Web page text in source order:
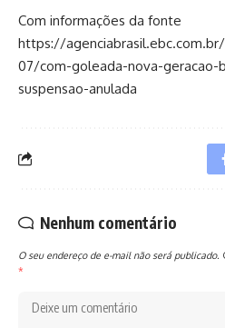
Com informações da fonte
https://
07/com-goleada-nova-geracao-
suspensao-anulada
Nenhum comentário
O seu endereço de e-mail não será publicado.
*